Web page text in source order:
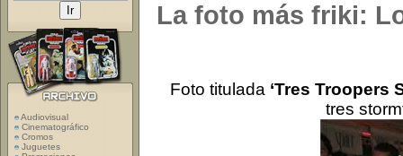
La foto más friki:
Foto titulada ‘Tres Troopers
tres
Audiovisual
Cinematográfico
Cromos
Juguetes